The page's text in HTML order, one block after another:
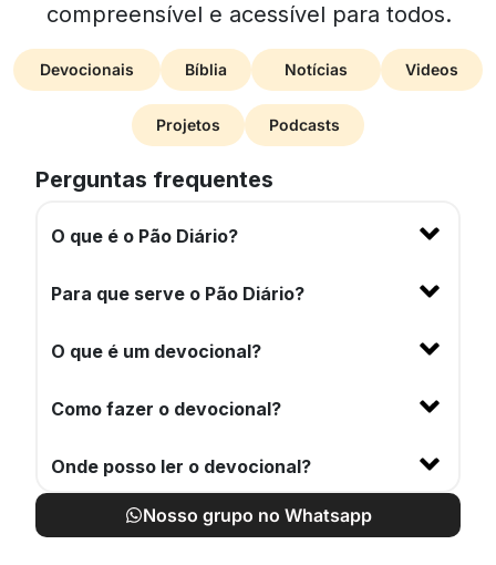
compreensível e acessível para todos.
Devocionais Bíblia Notícias Videos
Projetos Podcasts
Perguntas frequentes
O que é o Pão Diário?
Para que serve o Pão Diário?
O que é um devocional?
Como fazer o devocional?
Onde posso ler o devocional?
Nosso grupo no Whatsapp